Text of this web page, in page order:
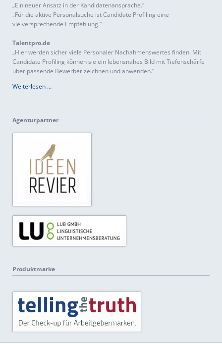
„Ein neuer Ansatz in der Kandidatenansprache.“
„Für die aktive Personalsuche ist Candidate Profiling eine
vielversprechende Empfehlung.“
Talentpro.de
„Hier werden sicher viele Personaler Nachahmenswertes finden. Mit
Candidate Profiling können sie ein lebensnahes Bild mit Tiefenschärfe
über passende Bewerber zeichnen und anwenden.“
Weiterlesen …
Agenturpartner
Produktmarke